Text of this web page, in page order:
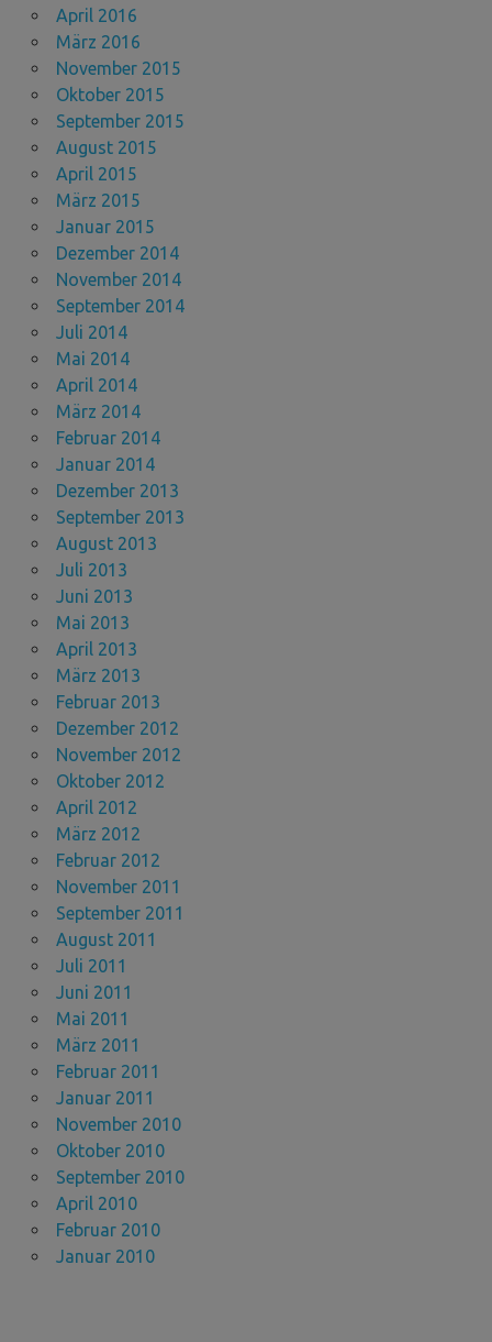
April 2016
März 2016
November 2015
Oktober 2015
September 2015
August 2015
April 2015
März 2015
Januar 2015
Dezember 2014
November 2014
September 2014
Juli 2014
Mai 2014
April 2014
März 2014
Februar 2014
Januar 2014
Dezember 2013
September 2013
August 2013
Juli 2013
Juni 2013
Mai 2013
April 2013
März 2013
Februar 2013
Dezember 2012
November 2012
Oktober 2012
April 2012
März 2012
Februar 2012
November 2011
September 2011
August 2011
Juli 2011
Juni 2011
Mai 2011
März 2011
Februar 2011
Januar 2011
November 2010
Oktober 2010
September 2010
April 2010
Februar 2010
Januar 2010